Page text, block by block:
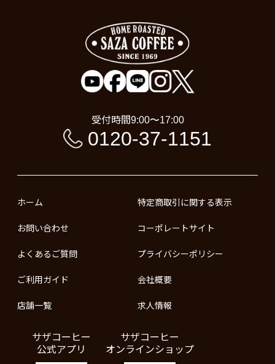
受付時間9:00〜17:00
0120-37-1151
ホーム
お問い合わせ
よくあるご質問
ご利用ガイド
店舗一覧
特定商取引に関する表示
コーポレートサイト
プライバシーポリシー
会社概要
求人情報
サザコーヒー
公式アプリ
サザコーヒー
オンラインショップ